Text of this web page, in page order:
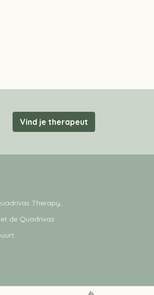
Vind je therapeut
Therapy,
de Quadrivas